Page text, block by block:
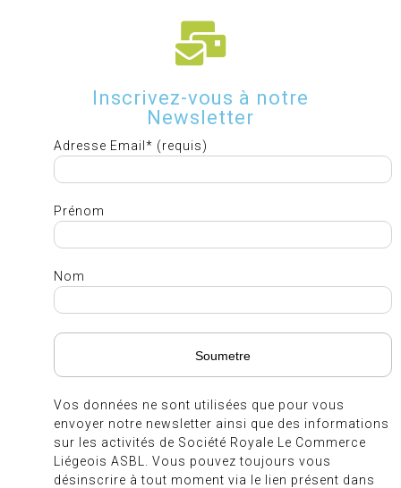
Inscrivez-vous à notre
Newsletter
Adresse Email* (requis)
Prénom
Nom
Vos données ne sont utilisées que pour vous
envoyer notre newsletter ainsi que des informations
sur les activités de Société Royale Le Commerce
Liégeois ASBL. Vous pouvez toujours vous
désinscrire à tout moment via le lien présent dans